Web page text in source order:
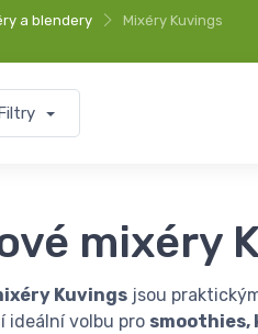
a blendery Mixéry Kuvings
mixéry
Kuvings jsou
ideální volbu pro smoothies,